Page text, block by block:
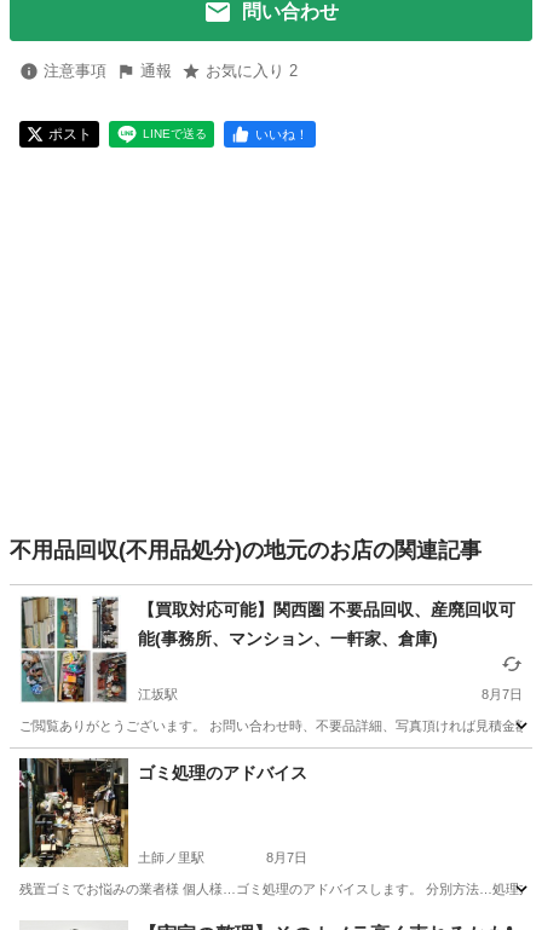
問い合わせ
注意事項 通報 お気に入り 2
ポスト LINEで送る いいね！
不用品回収(不用品処分)の地元のお店の関連記事
【買取対応可能】関西圏 不要品回収、産廃回収可
能(事務所、マンション、一軒家、倉庫)
江坂駅 8月7日
ご閲覧ありがとうございます。 お問い合わせ時、不要品詳細、写真頂ければ見積金
大阪 吹田市 江坂駅 不用品回収
ゴミ処理のアドバイス
土師ノ里駅 8月7日
残置ゴミでお悩みの業者様 個人様…ゴミ処理のアドバイスします。 分別方法…処理方
土師ノ里駅 その他